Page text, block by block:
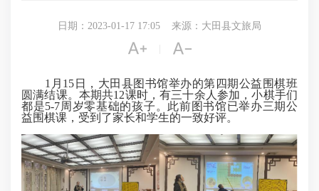
日期：2023-01-17 17:05 来源：大田县文旅局
 
1月15日，大田县图书馆举办的第四期公益围棋班
圆满结课。本期共12课时，有三十余人参加，小棋手们
都是5-7周岁零基础的孩子。此前图书馆已举办三期公
益围棋课，受到了家长和学生的一致好评。